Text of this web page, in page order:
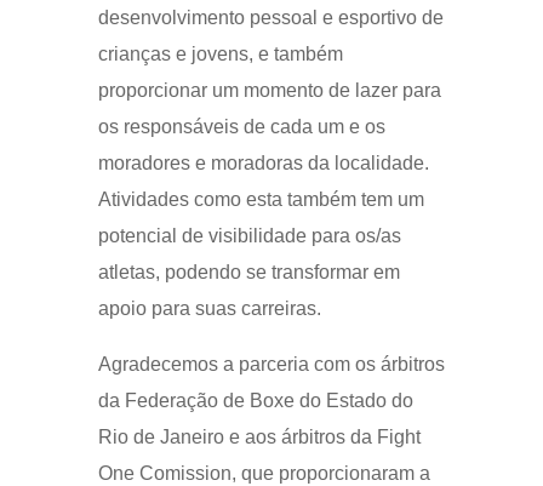
desenvolvimento pessoal e esportivo de
crianças e jovens, e também
proporcionar um momento de lazer para
os responsáveis de cada um e os
moradores e moradoras da localidade.
Atividades como esta também tem um
potencial de visibilidade para os/as
atletas, podendo se transformar em
apoio para suas carreiras.
Agradecemos a parceria com os árbitros
da Federação de Boxe do Estado do
Rio de Janeiro e aos árbitros da Fight
One Comission, que proporcionaram a